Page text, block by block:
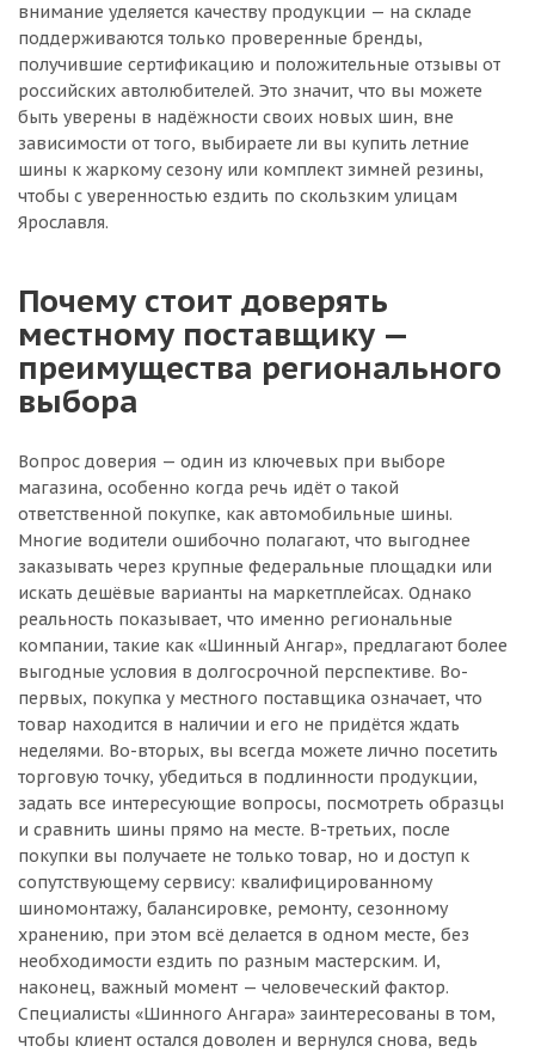
внимание уделяется качеству продукции — на складе
поддерживаются только проверенные бренды,
получившие сертификацию и положительные отзывы от
российских автолюбителей. Это значит, что вы можете
быть уверены в надёжности своих новых шин, вне
зависимости от того, выбираете ли вы купить летние
шины к жаркому сезону или комплект зимней резины,
чтобы с уверенностью ездить по скользким улицам
Ярославля.
Почему стоит доверять
местному поставщику —
преимущества регионального
выбора
Вопрос доверия — один из ключевых при выборе
магазина, особенно когда речь идёт о такой
ответственной покупке, как автомобильные шины.
Многие водители ошибочно полагают, что выгоднее
заказывать через крупные федеральные площадки или
искать дешёвые варианты на маркетплейсах. Однако
реальность показывает, что именно региональные
компании, такие как «Шинный Ангар», предлагают более
выгодные условия в долгосрочной перспективе. Во-
первых, покупка у местного поставщика означает, что
товар находится в наличии и его не придётся ждать
неделями. Во-вторых, вы всегда можете лично посетить
торговую точку, убедиться в подлинности продукции,
задать все интересующие вопросы, посмотреть образцы
и сравнить шины прямо на месте. В-третьих, после
покупки вы получаете не только товар, но и доступ к
сопутствующему сервису: квалифицированному
шиномонтажу, балансировке, ремонту, сезонному
хранению, при этом всё делается в одном месте, без
необходимости ездить по разным мастерским. И,
наконец, важный момент — человеческий фактор.
Специалисты «Шинного Ангара» заинтересованы в том,
чтобы клиент остался доволен и вернулся снова, ведь